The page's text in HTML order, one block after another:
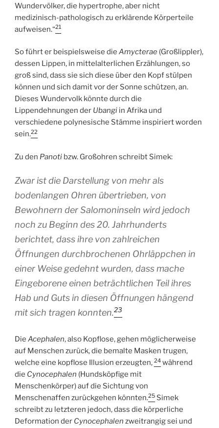
Wundervölker, die hypertrophe, aber nicht
medizinisch-pathologisch zu erklärende Körperteile
aufweisen.“21
So führt er beispielsweise die Amycterae (Großlippler),
dessen Lippen, in mittelalterlichen Erzählungen, so
groß sind, dass sie sich diese über den Kopf stülpen
können und sich damit vor der Sonne schützen, an.
Dieses Wundervolk könnte durch die
Lippendehnungen der Ubangi in Afrika und
verschiedene polynesische Stämme inspiriert worden
sein.22
Zu den Panoti bzw. Großohren schreibt Simek:
Zwar ist die Darstellung von mehr als
bodenlangen Ohren übertrieben, von
Bewohnern der Salomoninseln wird jedoch
noch zu Beginn des 20. Jahrhunderts
berichtet, dass ihre von zahlreichen
Öffnungen durchbrochenen Ohrläppchen in
einer Weise gedehnt wurden, dass mache
Eingeborene einen beträchtlichen Teil ihres
Hab und Guts in diesen Öffnungen hängend
mit sich tragen konnten.23
Die Acephalen, also Kopflose, gehen möglicherweise
auf Menschen zurück, die bemalte Masken trugen,
welche eine kopflose Illusion erzeugten, 24 während
die Cynocephalen (Hundsköpfige mit
Menschenkörper) auf die Sichtung von
Menschenaffen zurückgehen könnten.25 Simek
schreibt zu letzteren jedoch, dass die körperliche
Deformation der Cynocephalen zweitrangig sei und